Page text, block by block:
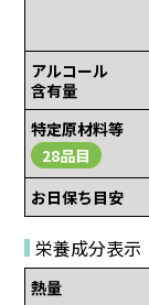
アルコール
含有量
特定原材料等
28品目
お日保ち目安
栄養成分表示
熱量